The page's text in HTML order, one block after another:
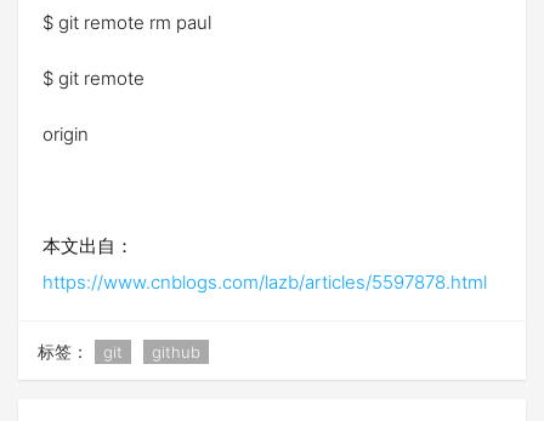
$ git remote rm paul
$ git remote
origin
本文出自：
https://www.cnblogs.com/lazb/articles/5597878.html
标签： git github